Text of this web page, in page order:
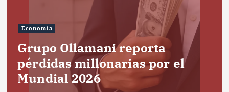
Economía
Grupo Ollamani reporta
pérdidas millonarias por el
Mundial 2026